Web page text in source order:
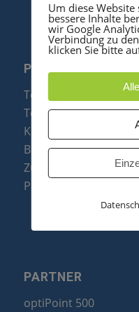
PRODUKTE
Telefonanlagen
Telefone
Konftel
Baugruppen
Zubehör & Ersatzteile
PARTNER
optiPoint 500
Um diese
bessere Inhalte
wir Google
Verbindung zu
klicken Sie bitte